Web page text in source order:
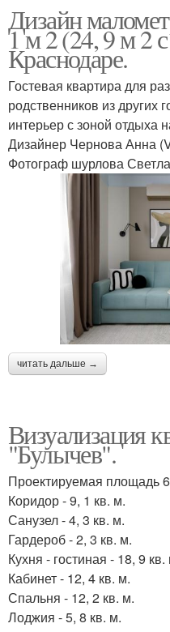
Дизайн
1 м 2 (24, 9 м 2
Краснодаре.
Гостевая квартира для
родственников из
интерьер с зоной отдыха
Дизайнер Чернова Анна
Фотограф шурлова
читать дальше →
Визуализация
"Булычев".
Проектируемая площадь
Коридор - 9, 1 кв. м.
Санузел - 4, 3 кв. м.
Гардероб - 2, 3 кв. м.
Кухня - гостиная - 18, 9 кв.
Кабинет - 12, 4 кв. м.
Спальня - 12, 2 кв. м.
Лоджия - 5, 8 кв. м.